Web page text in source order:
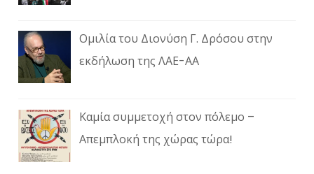
Ομιλία του Διονύση Γ. Δρόσου στην
εκδήλωση της ΛΑΕ-ΑΑ
Καμία συμμετοχή στον πόλεμο –
Απεμπλοκή της χώρας τώρα!